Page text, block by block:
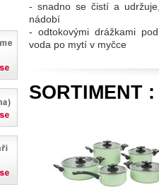
- snadno se čistí a
nádobí
- odtokovými drážkami
voda po mytí v myčce
SORTIMENT